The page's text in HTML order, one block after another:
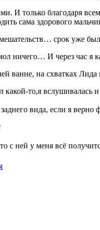
И только благодаря
сама здорового
срок уже был
ничего… И через час я
на схватках Лида
то,я
вида, если я верно
с ней у меня всё